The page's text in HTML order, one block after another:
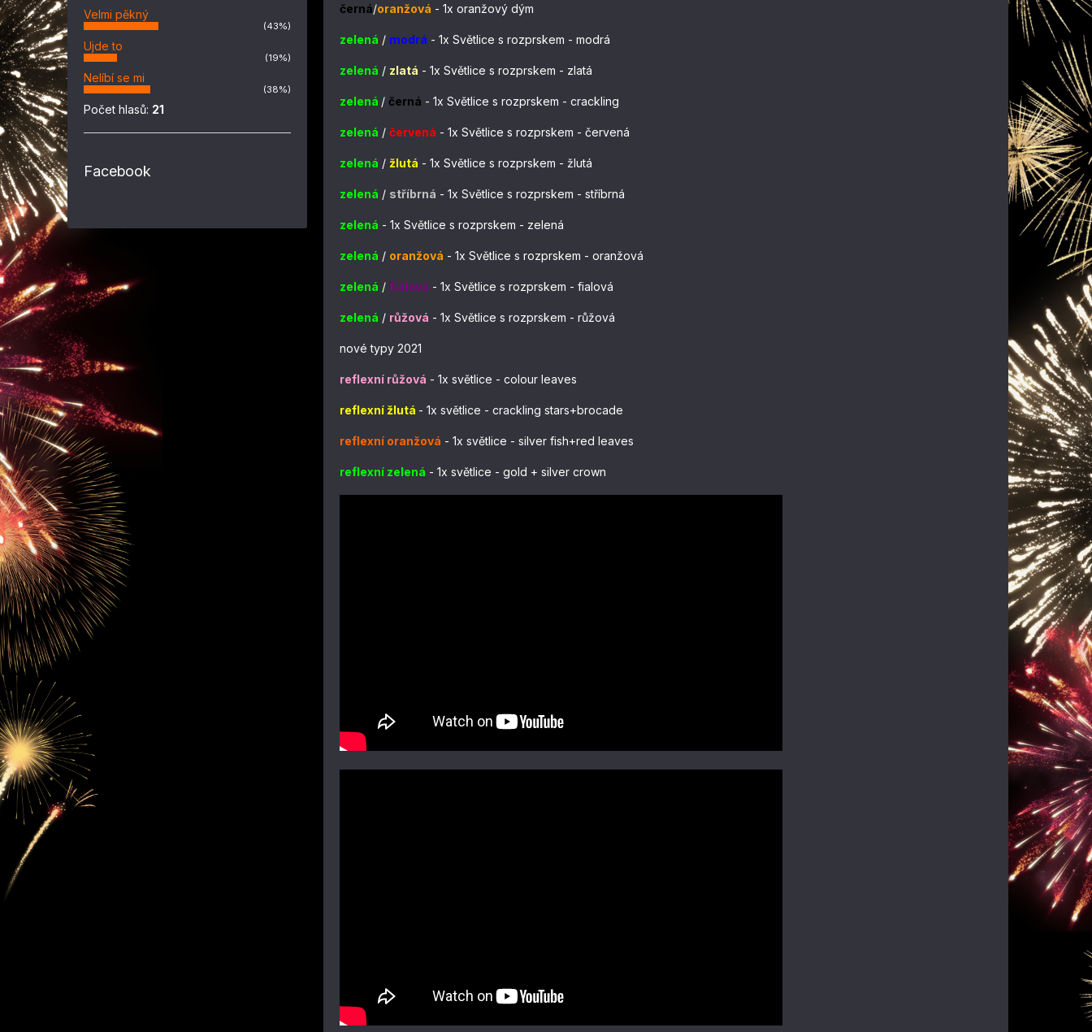
Velmi pěkný
(43%)
Ujde to
(19%)
Nelíbí se mi
(38%)
Počet hlasů: 21
Facebook
černá/oranžová - 1x oranžový dým
zelená / modrá - 1x Světlice s rozprskem - modrá
zelená / zlatá - 1x Světlice s rozprskem - zlatá
zelená / černá - 1x Světlice s rozprskem - crackling
zelená / červená - 1x Světlice s rozprskem - červená
zelená / žlutá - 1x Světlice s rozprskem - žlutá
zelená / stříbrná - 1x Světlice s rozprskem - stříbrná
zelená - 1x Světlice s rozprskem - zelená
zelená / oranžová - 1x Světlice s rozprskem - oranžová
zelená / fialová - 1x Světlice s rozprskem - fialová
zelená / růžová - 1x Světlice s rozprskem - růžová
nové typy 2021
reflexní růžová - 1x světlice - colour leaves
reflexní žlutá - 1x světlice - crackling stars+brocade
reflexní oranžová - 1x světlice - silver fish+red leaves
reflexní zelená - 1x světlice - gold + silver crown